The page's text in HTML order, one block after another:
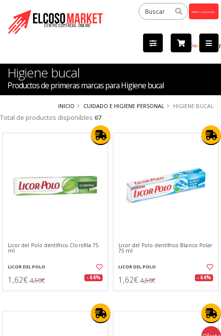
by
Higiene bucal
Productos de primeras marcas para Higiene bucal
INICIO CUIDADO E HIGIENE PERSONAL HIGIENE BUCAL
Total de productos disponibles 67
Licor del Polo dentífrico Clorofila 75
ml
LICOR DEL POLO
1,62€ 4,50€ - 64%
Licor del Polo dentí­frico Blanco Polar
75 ml
LICOR DEL POLO
1,62€ 4,50€ - 64%